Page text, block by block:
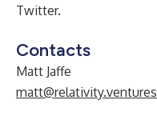
Twitter.
Contacts
Matt Jaffe
matt@relativity.ventures